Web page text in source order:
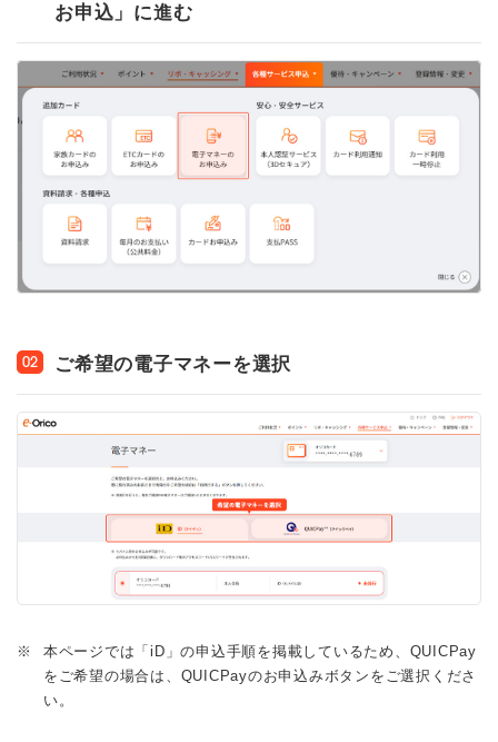
お申込」に進む
02 ご希望の電子マネーを選択
※
本ページでは「iD」の申込手順を掲載しているため、QUICPay
をご希望の場合は、QUICPayのお申込みボタンをご選択くださ
い。